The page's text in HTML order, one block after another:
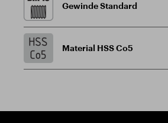
Gewinde Standard
Material HSS Co5